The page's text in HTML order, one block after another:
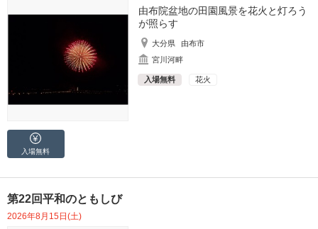
由布院盆地の田園風景を花火と灯ろう
が照らす
大分県
由布市
宮川河畔
入場無料 花火
入場無料
第22回平和のともしび
2026年8月15日(土)